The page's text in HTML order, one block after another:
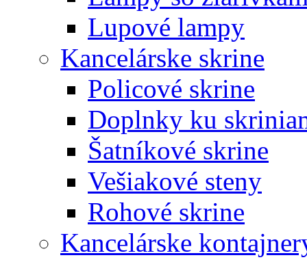
Lupové lampy
Kancelárske skrine
Policové skrine
Doplnky ku
Šatníkové skrine
Vešiakové steny
Rohové skrine
Kancelárske